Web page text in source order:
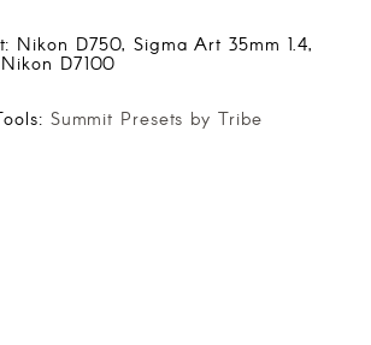
Nikon D750, Sigma Art 35mm 1.4,
D7100
Summit Presets by Tribe